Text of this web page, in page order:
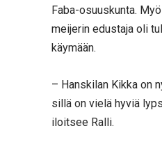
Faba-osuuskunta.
meijerin edustaja oli
käymään.
– Hanskilan Kikka on
sillä on vielä hyviä
iloitsee Ralli.